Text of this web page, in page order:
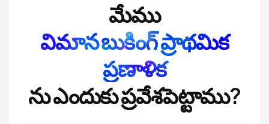
మేము
విమాన బుకింగ్ ప్రాథమిక
ప్రణాళిక
ను ఎందుకు ప్రవేశపెట్టాము?